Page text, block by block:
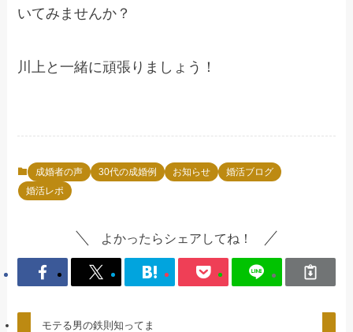
いてみませんか？
川上と一緒に頑張りましょう！
成婚者の声 30代の成婚例 お知らせ
婚活ブログ
婚活レポ
よかったらシェアしてね！
モテる男の鉄則知ってま